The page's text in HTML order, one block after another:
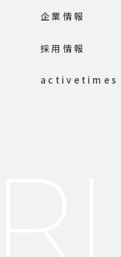
企業情報
採用情報
activetimes